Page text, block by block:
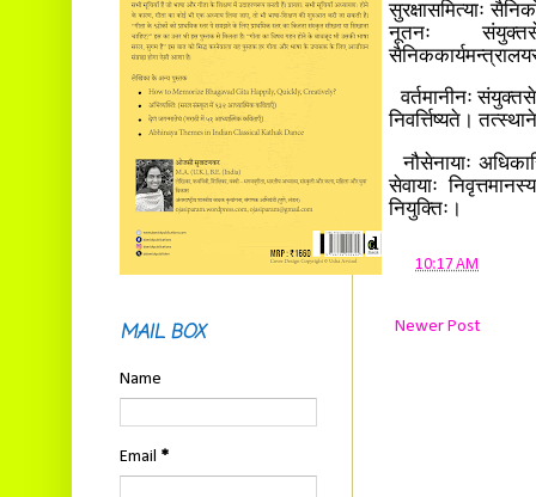
सुरक्षासमित्याः
नूतनः
वर्तमानीनः
निवर्त्तिष्यते।
नौसेनायाः
सेवायाः
नियुक्तिः।
10:17 AM
Newer Post
MAIL BOX
Name
Email *